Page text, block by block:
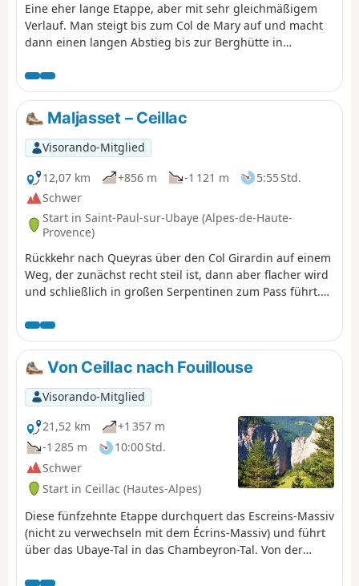
Eine eher lange Etappe, aber mit sehr gleichmäßigem
Verlauf. Man steigt bis zum Col de Mary auf und macht
dann einen langen Abstieg bis zur Berghütte in
Maljasset – Ceillac
Visorando-Mitglied
12,07 km
+856 m -1 121 m
5:55 Std.
Schwer
Start in Saint-Paul-sur-Ubaye (Alpes-de-Haute-
Provence)
Rückkehr nach Queyras über den Col Girardin auf einem
Weg, der zunächst recht steil ist, dann aber flacher wird
und schließlich in großen Serpentinen zum Pass führt.
die berühmte Font Sancte, der höchste Punkt des
Queyras, spiegelt.
Von Ceillac nach Fouillouse
Visorando-Mitglied
21,52 km
+1 357 m
-1 285 m
10:00 Std.
Schwer
Start in Ceillac (Hautes-Alpes)
Diese fünfzehnte Etappe durchquert das Escreins-Massiv
(nicht zu verwechseln mit dem Écrins-Massiv) und führt
über das Ubaye-Tal in das Chambeyron-Tal. Von der
abseits des GR®5 durch das Tal des Torrent du Mélezet